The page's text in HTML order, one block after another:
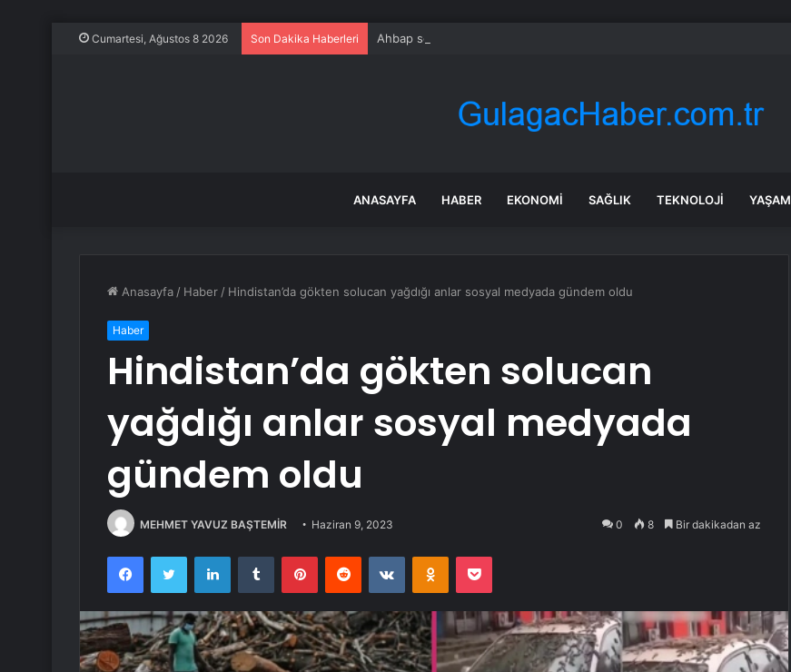
Cumartesi, Ağustos 8 2026 Son Dakika Haberleri Ahbap soruşturmasında iş insanı Hüseyin Başaran’a tutuklama talebi
ANASAYFA HABER EKONOMI SAĞLIK TEKNOLOJI YAŞAM
Anasayfa / Haber / Hindistan’da gökten solucan yağdığı anlar sosyal medyada gündem oldu
Haber
Hindistan’da gökten solucan
yağdığı anlar sosyal medyada
gündem oldu
MEHMET YAVUZ BAŞTEMİR Haziran 9, 2023 0 8 Bir dakikadan az
FacebookTwitter LinkedInTumblr PinterestReddit VKontakteOdnoklassniki
Pocket